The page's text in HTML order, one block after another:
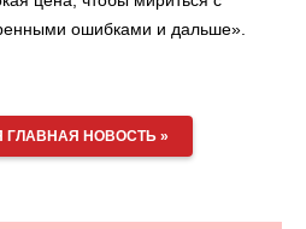
ошибками и дальше».
НОВОСТЬ »